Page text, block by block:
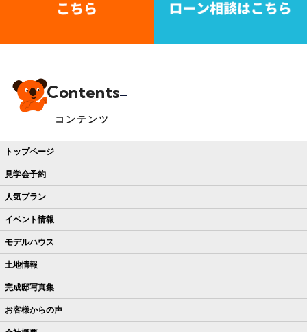
Contents
コンテンツ
トップページ
見学会予約
人気プラン
イベント情報
モデルハウス
土地情報
完成邸写真集
お客様からの声